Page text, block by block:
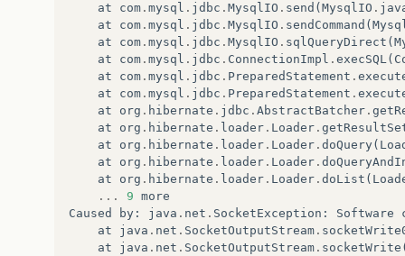
at
com . mysql . jdbc . MysqlIO . send ( MysqlIO .
at
com . mysql . jdbc . MysqlIO . sendCommand (
at
com . mysql . jdbc . MysqlIO . sqlQueryDirect (
at
com . mysql . jdbc . ConnectionImpl . execSQL(
at
com . mysql . jdbc . PreparedStatement .
at
com . mysql . jdbc . PreparedStatement .
at
org . hibernate . jdbc . AbstractBatcher .
at
org . hibernate . loader . Loader .
at
org . hibernate . loader . Loader . doQuery(
at
org . hibernate . loader . Loader .
at
org . hibernate . loader . Loader . doList (
...
9 more
Caused
by : java . net . SocketException : Software
at
java . net . SocketOutputStream .
at
java . net . SocketOutputStream . socketWrite